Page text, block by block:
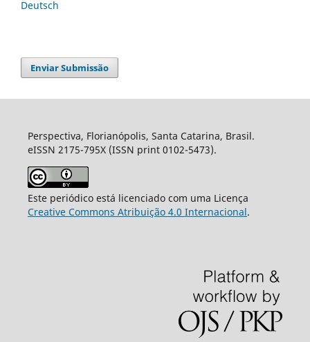
Deutsch
Enviar Submissão
Perspectiva, Florianópolis, Santa Catarina, Brasil.
eISSN 2175-795X (ISSN print 0102-5473).
Este periódico está licenciado com uma Licença
Creative Commons Atribuição 4.0 Internacional.